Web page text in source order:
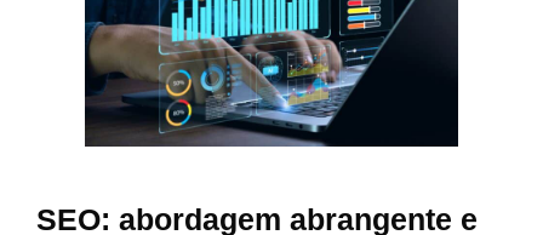
SEO: abordagem abrangente e